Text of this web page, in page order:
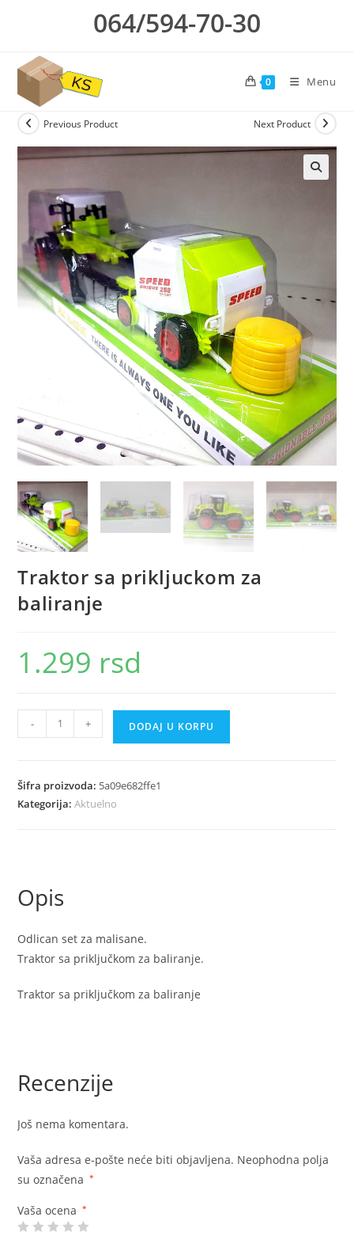
064/594-70-30
0 Menu
Previous Product Next Product
Traktor sa prikljuckom za
baliranje
1.299 rsd
sa
za
baliranje
- + DODAJ U KORPU
Šifra proizvoda: 5a09e682ffe1
Kategorija:Aktuelno
Opis
Odlican set za malisane.
Traktor sa priključkom za baliranje.
Traktor sa priključkom za baliranje
Recenzije
Još nema komentara.
Vaša adresa e-pošte neće biti objavljena. Neophodna polja
su označena
*
Vaša ocena *